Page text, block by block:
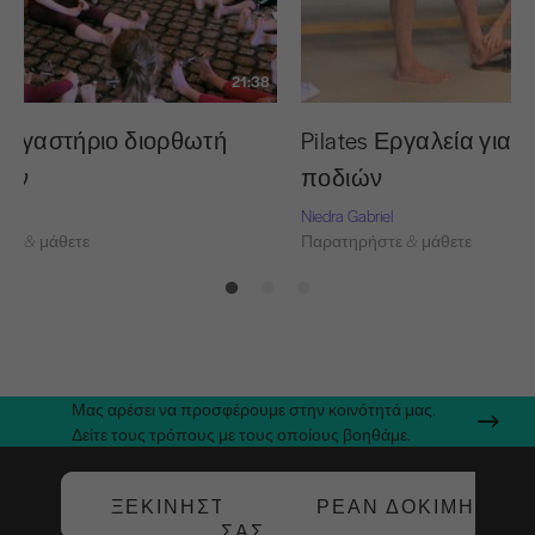
21:38
διορθωτή
& μάθετε
Pilates Εργαλεία για
ποδιών
Niedra Gabriel
Παρατηρήστε & μάθετε
Μας αρέσει να προσφέρουμε στην κοινότητά μας.
Δείτε τους τρόπους με τους οποίους βοηθάμε.
ΞΕΚΙΝΉΣΤΕ ΤΗ ΔΩΡΕΆΝ ΔΟΚΙΜΉ